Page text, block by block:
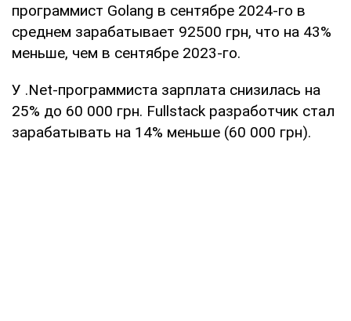
программист Golang в сентябре 2024-го в
среднем зарабатывает 92500 грн, что на 43%
меньше, чем в сентябре 2023-го.
У .Net-программиста зарплата снизилась на
25% до 60 000 грн. Fullstack разработчик стал
зарабатывать на 14% меньше (60 000 грн).